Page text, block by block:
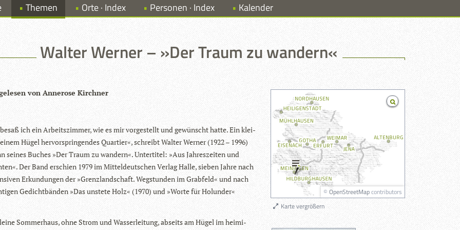
Themen Orte · Index Personen · Index Kalender
Walter Werner – »Der Traum zu wandern«
von Anne­rose Kirchner
ich ein Arbeits­zim­mer, wie es mir vor­ge­stellt und gewünscht hatte. Ein klei­
Hügel her­vor­sprin­gen­des Quar­tier«, schreibt Wal­ter Wer­ner (1922 – 1996)
sei­nes Buches »Der Traum zu wan­dern«. Unter­ti­tel: »Aus Jah­res­zei­ten und
Der Band erschien 1979 im Mit­tel­deut­schen Ver­lag Halle, sie­ben Jahre nach
Erkun­dun­gen der »Grenz­land­schaft. Weg­stun­den im Grab­feld« und nach
Gedicht­bän­den »Das unstete Holz« (1970) und »Worte für Holun­der«
Som­mer­haus, ohne Strom und Was­ser­lei­tung, abseits am Hügel im hei­mi­
© OpenStreetMapcontributors
Karte vergrößern